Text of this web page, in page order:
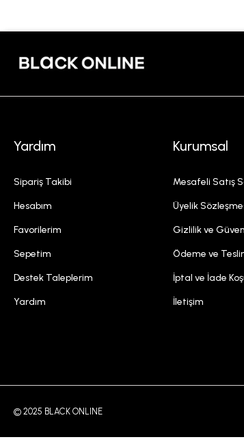
Yardım
Sipariş Takibi
Hesabım
Favorilerim
Sepetim
Destek Taleplerim
Yardım
Kurumsal
Mesafeli Satış
Üyelik
Gizlilik ve
Ödeme ve
İptal ve İade
İletişim
© 2025 BLACK ONLINE